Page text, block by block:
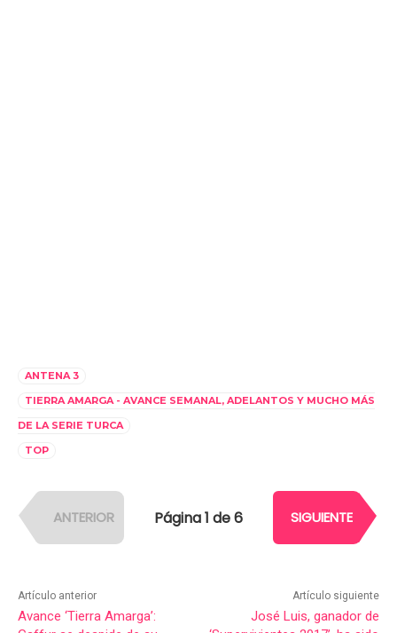
ANTENA 3
TIERRA AMARGA - AVANCE SEMANAL, ADELANTOS Y MUCHO MÁS
DE LA SERIE TURCA
TOP
ANTERIOR Página 1 de 6 SIGUIENTE
Artículo anterior
Avance ‘Tierra Amarga’:
Artículo siguiente
José Luis, ganador de